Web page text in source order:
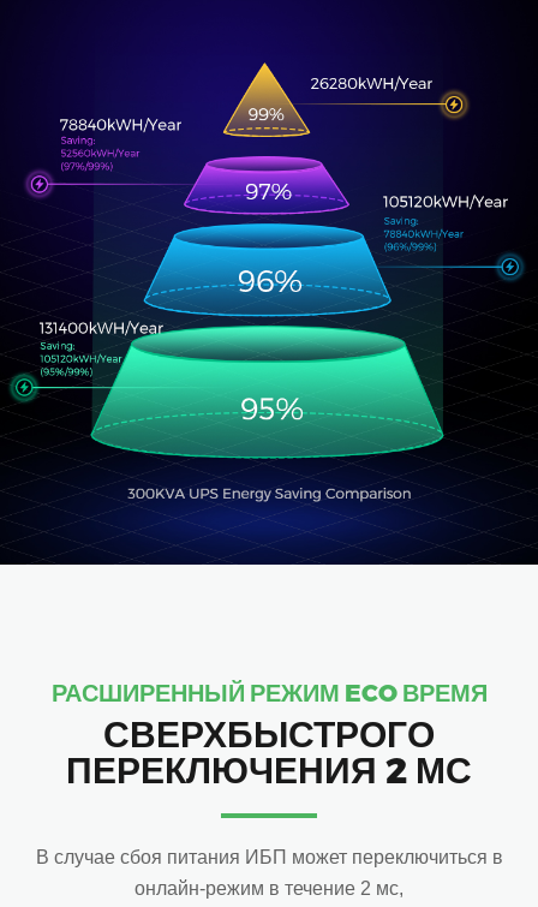
РАСШИРЕННЫЙ РЕЖИМ ECO ВРЕМЯ
СВЕРХБЫСТРОГО
ПЕРЕКЛЮЧЕНИЯ 2 МС
В случае сбоя питания ИБП может переключиться в
онлайн-режим в течение 2 мс,